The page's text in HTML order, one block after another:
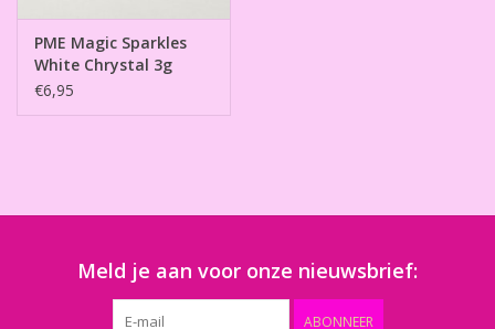
PME Magic Sparkles
White Chrystal 3g
€6,95
Meld je aan voor onze nieuwsbrief:
ABONNEER